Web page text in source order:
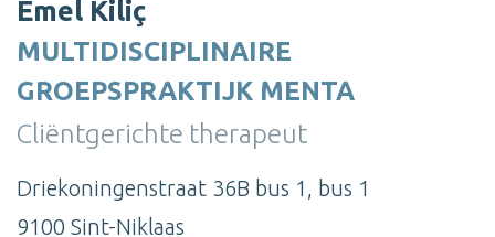
Emel Kiliç
MULTIDISCIPLINAIRE
GROEPSPRAKTIJK MENTA
Cliëntgerichte therapeut
Driekoningenstraat 36B bus 1, bus 1
9100 Sint-Niklaas